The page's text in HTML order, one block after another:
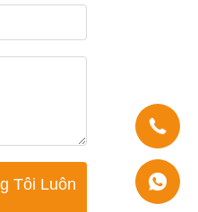
Tôi Luôn